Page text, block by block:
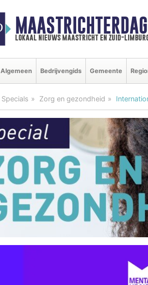
lokaal nieuws maastricht en zuid-
Algemeen Bedrijvengids Gemeente
Specials Zorg en gezondheid